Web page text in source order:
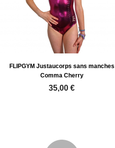
FLIPGYM Justaucorps sans manches
Comma Cherry
35,00 €